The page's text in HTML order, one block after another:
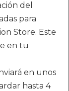
del
para
Store. Este
en tu
en unos
hasta 4